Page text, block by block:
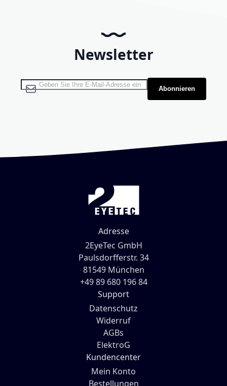
Newsletter
Melden Sie sich für unseren Newsletter an:
Abonnieren
Adresse
2EyeTec GmbH
Paulsdorfferstr. 34
81549 München
+49 89 680 196 84
Support
Datenschutz
Widerruf
AGBs
ElektroG
Kundencenter
Mein Konto
Bestellungen